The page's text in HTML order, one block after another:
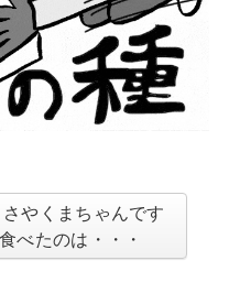
やくまちゃんです
べたのは・・・